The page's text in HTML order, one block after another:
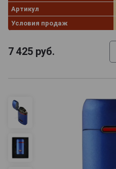
Артикул
Условия продаж
7 425 руб.